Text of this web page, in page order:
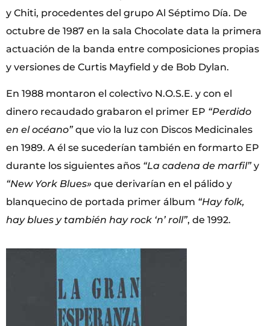
y Chiti, procedentes del grupo Al Séptimo Día. De
octubre de 1987 en la sala Chocolate data la primera
actuación de la banda entre composiciones propias
y versiones de Curtis Mayfield y de Bob Dylan.
En 1988 montaron el colectivo N.O.S.E. y con el
dinero recaudado grabaron el primer EP “Perdido
en el océano”que vio la luz con Discos Medicinales
en 1989. A él se sucederían también en formarto EP
durante los siguientes años “La cadena de marfil”y
“New York Blues» que derivarían en el pálido y
blanquecino de portada primer álbum “Hay folk,
hay blues y también hay rock ‘n’ roll”, de 1992.